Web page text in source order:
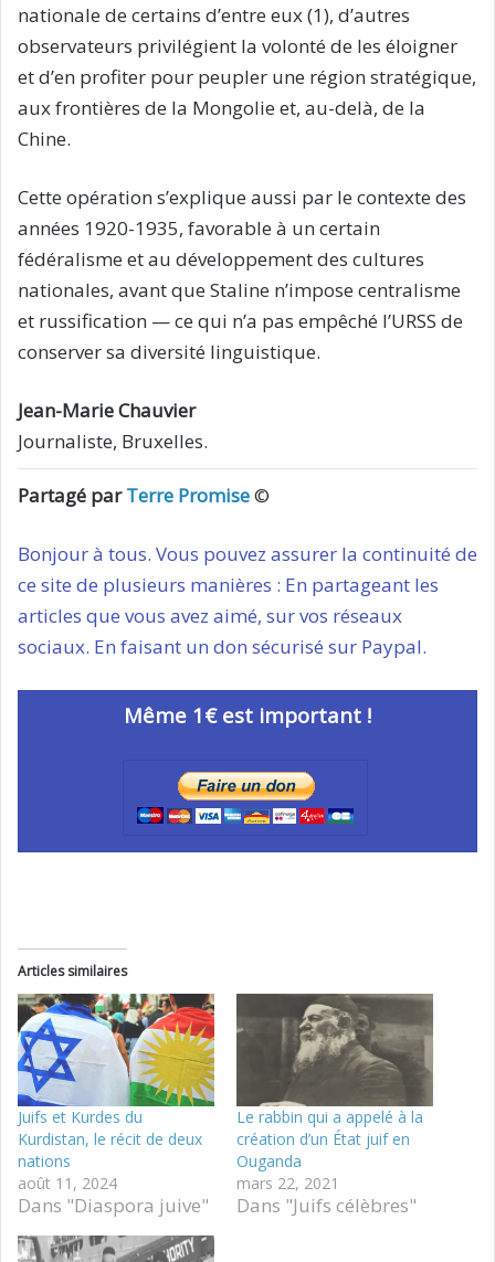
nationale de certains d’entre eux (1), d’autres
observateurs privilégient la volonté de les éloigner
et d’en profiter pour peupler une région stratégique,
aux frontières de la Mongolie et, au-delà, de la
Chine.
Cette opération s’explique aussi par le contexte des
années 1920-1935, favorable à un certain
fédéralisme et au développement des cultures
nationales, avant que Staline n’impose centralisme
et russification — ce qui n’a pas empêché l’URSS de
conserver sa diversité linguistique.
Jean-Marie Chauvier
Journaliste, Bruxelles.
Partagé parTerre Promise©
Bonjour à tous. Vous pouvez assurer la continuité de
ce site de plusieurs manières : En partageant les
articles que vous avez aimé, sur vos réseaux
sociaux. En faisant un don sécurisé sur Paypal.
Même 1€ est important !
Articles similaires
Juifs et Kurdes du
Kurdistan, le récit de deux
nations
août 11, 2024
Dans "Diaspora juive"
Le rabbin qui a appelé à la
création d’un État juif en
Ouganda
mars 22, 2021
Dans "Juifs célèbres"